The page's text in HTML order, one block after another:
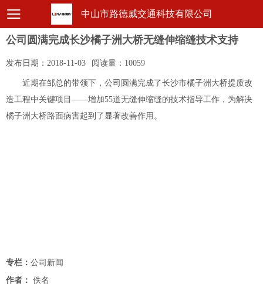
中山市路德威交通科技有限公司
公司圆满完成长沙橘子洲大桥无缝伸缩缝技术支持
发布日期： 2018-11-03 阅读量： 10059
近期在邹总的带领下，公司圆满完成了长沙市橘子洲大桥提质改
造工程中关键项目——增加55道无缝伸缩缝的技术指导工作，为解决
橘子洲大桥路面病害起到了显著改善作用。
专栏： 公司新闻
作者： 佚名